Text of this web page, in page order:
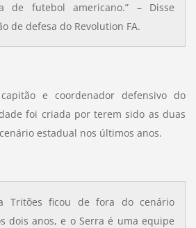
de futebol americano.” – Disse
de defesa do Revolution FA.
e coordenador defensivo do
foi criada por terem sido as duas
estadual nos últimos anos.
Tritões ficou de fora do cenário
dois anos, e o Serra é uma equipe